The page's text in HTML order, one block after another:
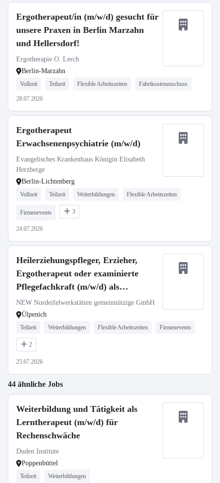
Ergotherapeut/in (m/w/d) gesucht für
unsere Praxen in Berlin Marzahn
und Hellersdorf!
Ergotherapie O. Lerch
Berlin-Marzahn
Vollzeit Teilzeit Flexible Arbeitszeiten Fahrtkostenzuschuss
28.07.2026
Ergotherapeut
Erwachsenenpsychiatrie (m/w/d)
Evangelisches Krankenhaus Königin Elisabeth
Herzberge
Berlin-Lichtenberg
Vollzeit Teilzeit Weiterbildungen Flexible Arbeitszeiten
Firmenevents 3
24.07.2026
Heilerziehungspfleger, Erzieher,
Ergotherapeut oder examinierte
Pflegefachkraft (m/w/d) als
Krankheitsvertretung
NEW Nordeifelwerkstätten gemeinnützige GmbH
Ülpenich
Teilzeit Weiterbildungen Flexible Arbeitszeiten Firmenevents
2
25.07.2026
44 ähnliche Jobs
Weiterbildung und Tätigkeit als
Lerntherapeut (m/w/d) für
Rechenschwäche
Duden Institute
Poppenbüttel
Teilzeit Weiterbildungen